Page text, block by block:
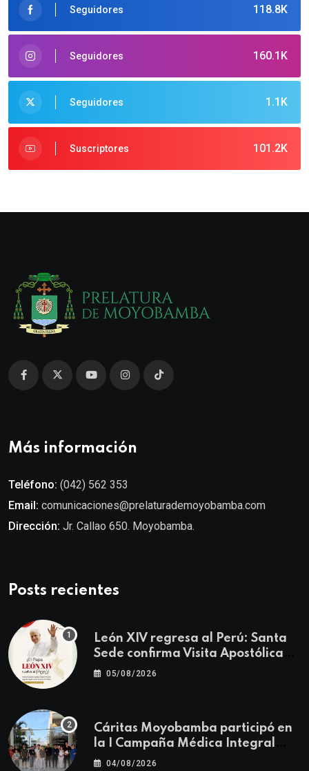
118.8K
Seguidores
160.1K
Seguidores
1.1K
Seguidores
101.2K
Suscriptores
Más información
Teléfono: (042) 562 353
Email: comunicaciones@prelaturademoyobamba.com
Dirección: Jr. Callao 650. Moyobamba.
Posts recientes
León XIV regresa al Perú: Santa
Sede confirma Visita Apostólica
del 11 al 17 de noviembre
05/08/2026
Cáritas Moyobamba participó en
la I Campaña Médica Integral
Gratuita llevando salud y
04/08/2026